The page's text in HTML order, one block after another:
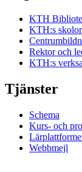
KTH
KTH:s skolor
Rektor och
KTH:s
Tjänster
Schema
Kurs- och
Webbmejl